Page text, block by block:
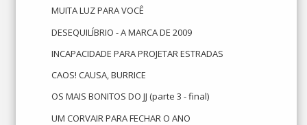
MUITA LUZ PARA VOCÊ
DESEQUILÍBRIO - A MARCA DE 2009
INCAPACIDADE PARA PROJETAR ESTRADAS
CAOS! CAUSA, BURRICE
OS MAIS BONITOS DO JJ (parte 3 - final)
UM CORVAIR PARA FECHAR O ANO